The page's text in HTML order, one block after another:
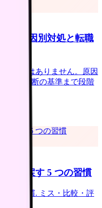
｜原因別対処と転職
のではありません。原因
転職判断の基準まで段階
取り戻す 5 つの習慣
つの習慣. ミス・比較・評